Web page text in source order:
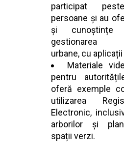
participat
persoane și au
și cunoștințe
gestionarea
urbane, cu
Materiale
pentru
oferă exemple
utilizarea
Electronic,
arborilor și
spații verzi.